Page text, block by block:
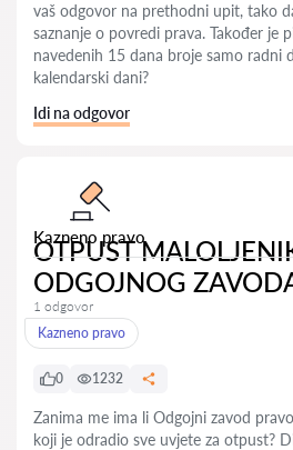
vaš odgovor na prethodni upit, tako
saznanje o povredi prava. Također je
navedenih 15 dana broje samo radni
kalendarski dani?
Idi na odgovor
Kazneno pravo
OTPUST
ODGOJNOG
1 odgovor
Kazneno pravo
0 1232
Zanima me ima li Odgojni zavod
koji je odradio sve uvjete za otpust?